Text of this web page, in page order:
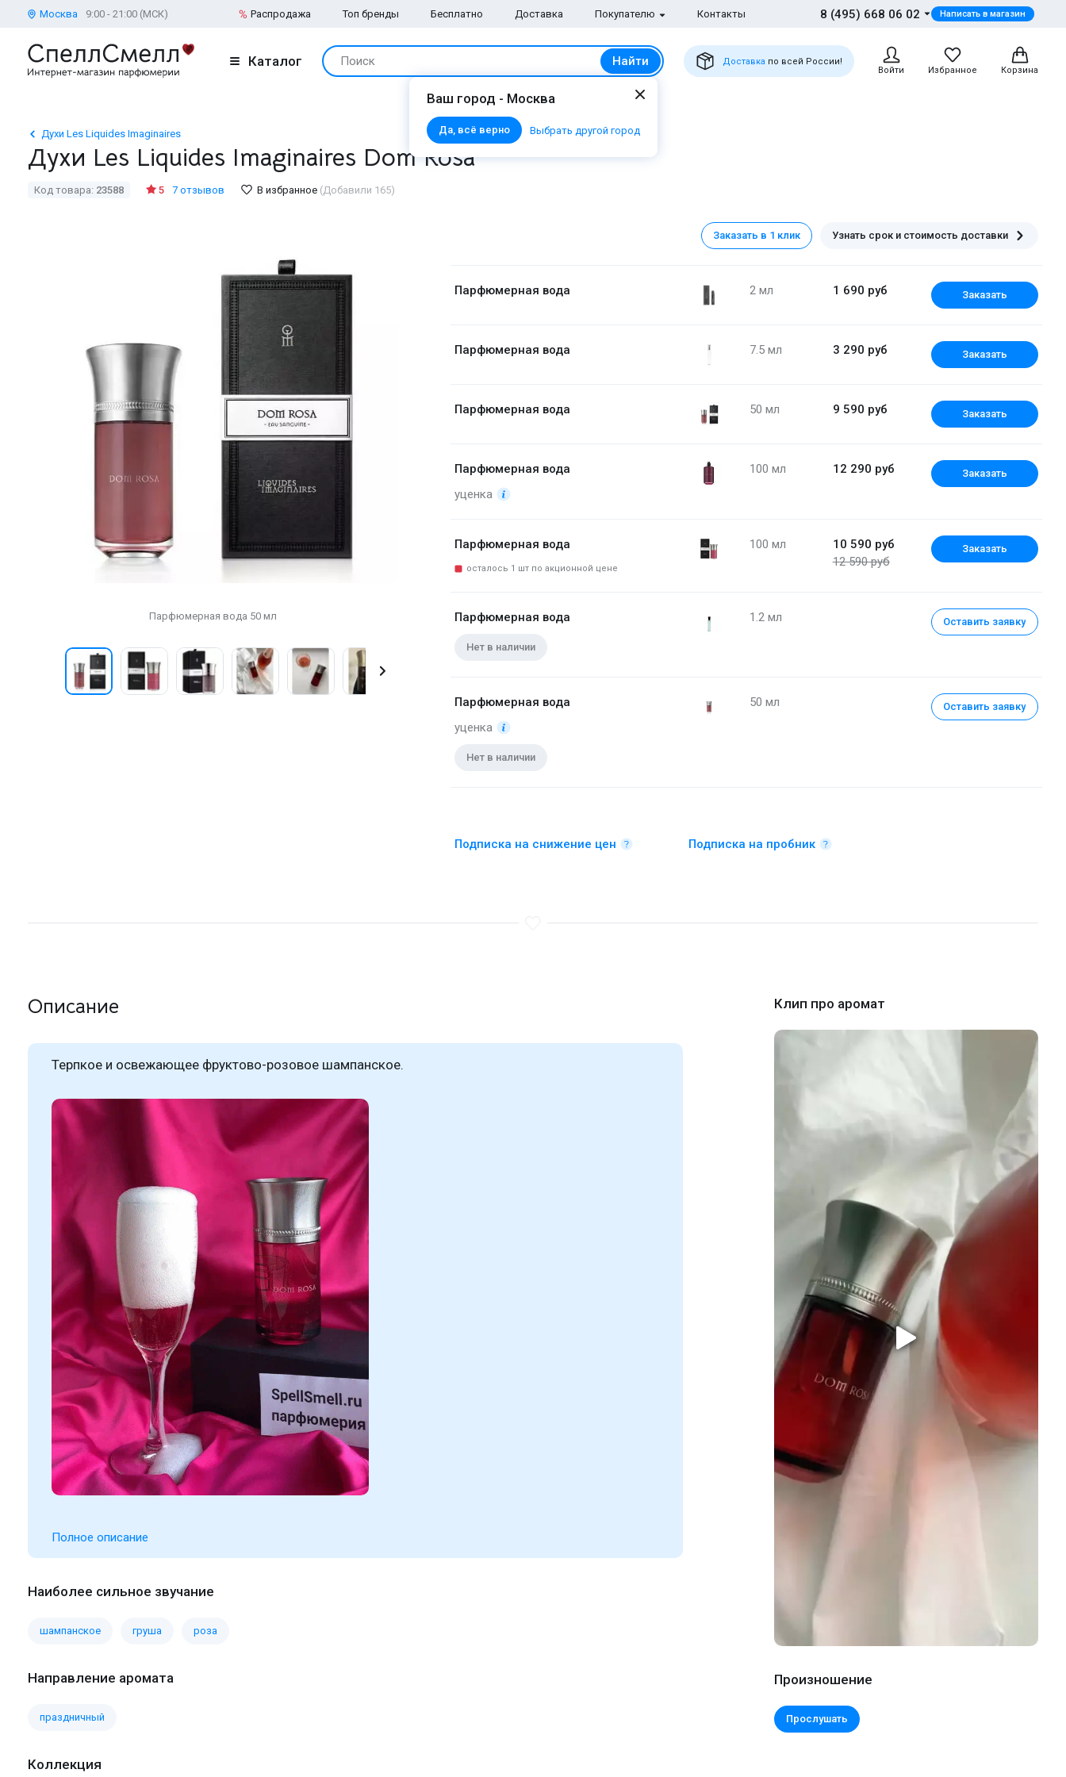
Москва 9:00 - 21:00 (МСК) Распродажа Топ бренды Бесплатно Доставка Покупателю Контакты 8 (495) 668 06 02 Написать в магазин
Каталог Поиск Найти Доставка по всей России!
Войти
Избранное Корзина
Ваш город - Москва
Да, всё верно Выбрать другой город
Духи Les Liquides Imaginaires
Духи Les Liquides Imaginaires Dom Rosa
Код товара: 23588 5 7 отзывов В избранное (Добавили 165)
Парфюмерная вода 50 мл Парфюмерная вода 100 мл
Скидка 16%!
Парфюмерная вода 100 мл
Заказать в 1 клик Узнать срок и стоимость доставки
Парфюмерная вода 1 690 руб
2 мл Заказать
Парфюмерная вода 3 290 руб
7.5 мл Заказать
Парфюмерная вода 9 590 руб
50 мл Заказать
Парфюмерная вода
уценка
12 290 руб
100 мл Заказать
Парфюмерная вода
осталось 1 шт по акционной цене
10 590 руб
12 590 руб
100 мл Заказать
Парфюмерная вода
Нет в наличии
1.2 мл Оставить заявку
Парфюмерная вода
уценка
Нет в наличии
50 мл Оставить заявку
Подписка на снижение цен Подписка на пробник
Описание
Терпкое и освежающее фруктово-розовое шампанское.
Полное описание
Наиболее сильное звучание
шампанское груша роза
Направление аромата
праздничный
Коллекция
Клип про аромат
Произношение
Прослушать